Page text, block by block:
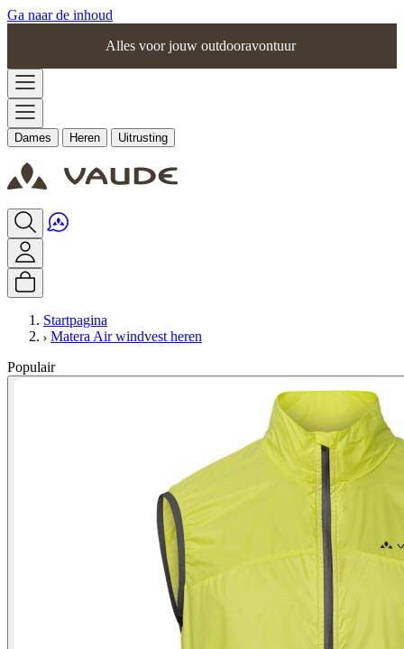
Ga naar de inhoud
Alles voor jouw outdooravontuur
Dames Heren Uitrusting
Startpagina
Matera Air windvest heren
Populair